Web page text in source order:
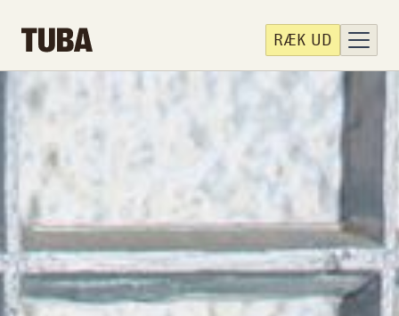
RÆK UD